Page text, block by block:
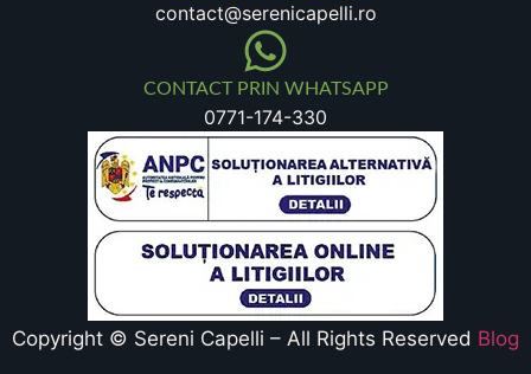
contact@serenicapelli.ro
CONTACT PRIN WHATSAPP
0771-174-330
Copyright © Sereni Capelli – All Rights Reserved Blog